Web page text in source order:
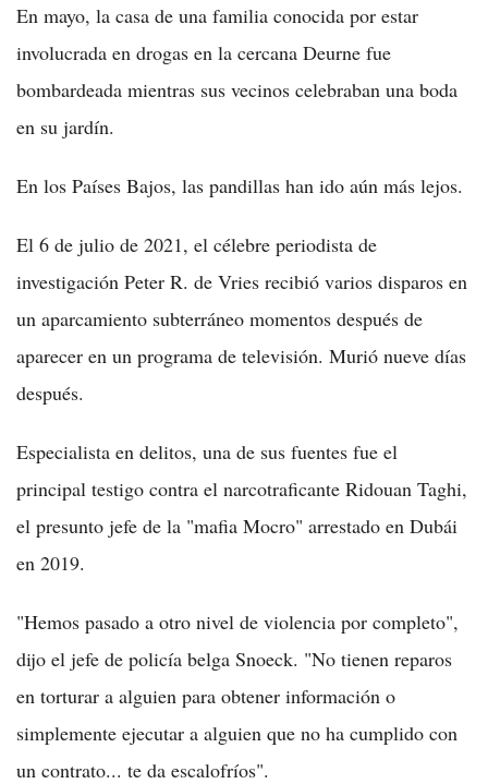
En mayo, la casa de una familia conocida por estar
involucrada en drogas en la cercana Deurne fue
bombardeada mientras sus vecinos celebraban una boda
en su jardín.
En los Países Bajos, las pandillas han ido aún más lejos.
El 6 de julio de 2021, el célebre periodista de
investigación Peter R. de Vries recibió varios disparos en
un aparcamiento subterráneo momentos después de
aparecer en un programa de televisión. Murió nueve días
después.
Especialista en delitos, una de sus fuentes fue el
principal testigo contra el narcotraficante Ridouan Taghi,
el presunto jefe de la "mafia Mocro" arrestado en Dubái
en 2019.
"Hemos pasado a otro nivel de violencia por completo",
dijo el jefe de policía belga Snoeck. "No tienen reparos
en torturar a alguien para obtener información o
simplemente ejecutar a alguien que no ha cumplido con
un contrato... te da escalofríos".